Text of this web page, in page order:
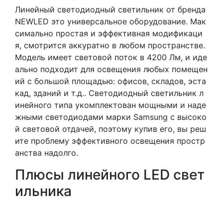
Линейный светодиодный светильник от бренда
NEWLED это универсальное оборудование. Мак
симально простая и эффективная модификаци
я, смотрится аккуратно в любом пространстве.
Модель имеет световой поток в 4200 Лм, и иде
ально подходит для освещения любых помещен
ий с большой площадью: офисов, складов, эста
кад, зданий и т.д.. Светодиодный светильник л
инейного типа укомплектован мощными и наде
жными светодиодами марки Samsung с высоко
й световой отдачей, поэтому купив его, вы реш
ите проблему эффективного освещения простр
анства надолго.
Плюсы линейного LED свет
ильника